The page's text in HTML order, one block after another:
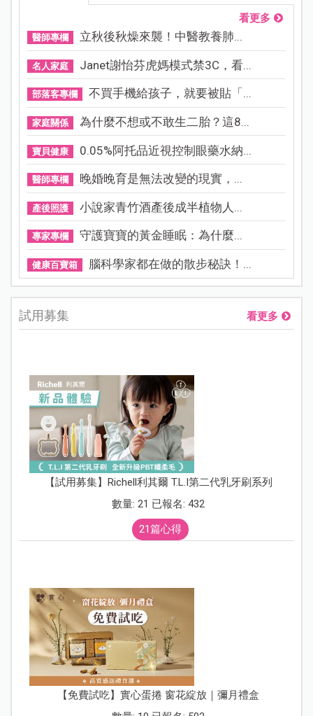
看更多
醫師專欄 立秋後秋燥來襲！中醫教養肺...
名人家庭 Janet謝怡芬虎媽模式禁3C，看...
部落客專欄 不買手機給孩子，就要被貼「...
家庭關係 為什麼不想或不敢生二胎？這8...
寶貝健康 0.05%阿托品近視控制眼藥水納...
醫師專欄 晚婚晚育是無法改變的現實，...
產後照護 小說家青竹酒產後成半植物人...
專家專欄 守護寶寶的黃金睡眠：為什麼...
健康百寶箱 腦科學家都在做的散步秘訣！...
試用募集 看更多
【試用募集】Richell利其爾 T.L.I第二代乳牙刷系列
數量: 21 已報名: 432
21篇心得
【免費試吃】實心蛋捲 窗花綻放｜彌月禮盒